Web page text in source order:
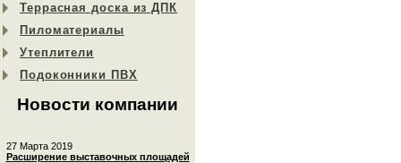
Террасная доска из ДПК
Пиломатериалы
Утеплители
Подоконники ПВХ
Новости компании
27 Марта 2019
Расширение выставочных площадей